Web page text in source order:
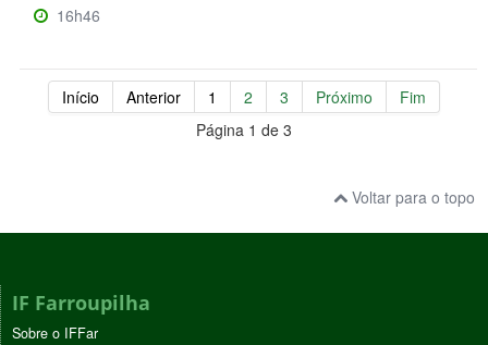
16h46
Início Anterior 1 2 3 Próximo
Fim
Página 1 de 3
Voltar para o topo
IF Farroupilha
Sobre o IFFar